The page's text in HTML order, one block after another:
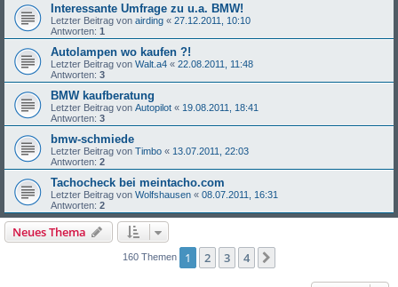
Interessante Umfrage zu u.a. BMW!
Letzter Beitrag von airding « 27.12.2011, 10:10
Antworten: 1
Autolampen wo kaufen ?!
Letzter Beitrag von Walt.a4 « 22.08.2011, 11:48
Antworten: 3
BMW kaufberatung
Letzter Beitrag von Autopilot « 19.08.2011, 18:41
Antworten: 3
bmw-schmiede
Letzter Beitrag von Timbo « 13.07.2011, 22:03
Antworten: 2
Tachocheck bei meintacho.com
Letzter Beitrag von Wolfshausen « 08.07.2011, 16:31
Antworten: 2
Neues Thema
160 Themen 1 2 3 4